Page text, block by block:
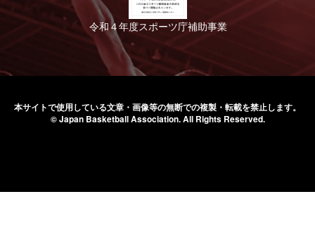
令和４年度スポーツ庁補助事業
本サイトで使用している文章・画像等の無断での複製・転載を禁止します。
© Japan Basketball Association.All Rights Reserved.